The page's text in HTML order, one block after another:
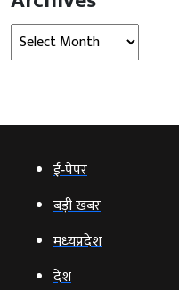
Archives
ई‑पेपर
बड़ी खबर
मध्‍यप्रदेश
देश